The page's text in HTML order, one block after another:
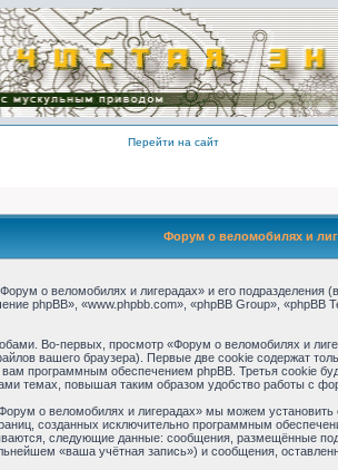
Перейти на сайт
Форум о веломобилях и
о веломобилях и лигерадах» и его
phpBB», «www.phpbb.com», «phpBB Group»,
Во-первых, просмотр «Форум о веломобилях и
вашего браузера). Первые две cookie содержат
программным обеспечением phpBB. Третья cookie
темах, повышая таким образом удобство работы с
о веломобилях и лигерадах» мы можем
созданных исключительно программным
следующие данные: сообщения, размещённые
«ваша учётная запись») и сообщения,